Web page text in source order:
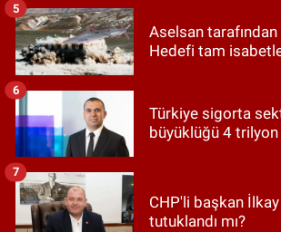
Aselsan
Hedefi tam
5
Türkiye sigorta
büyüklüğü 4 trilyon
6
CHP'li başkan
tutuklandı mı?
7